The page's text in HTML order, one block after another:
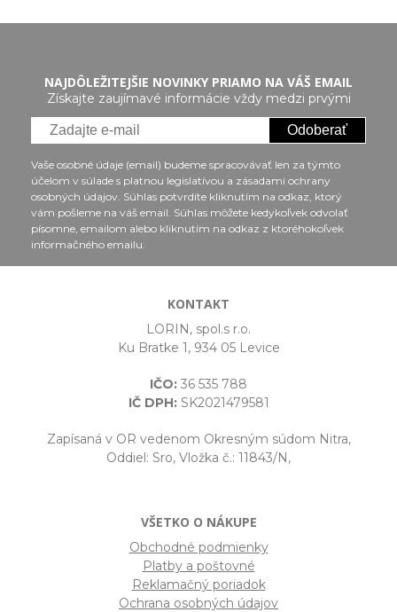
NAJDÔLEŽITEJŠIE NOVINKY PRIAMO NA VÁŠ EMAIL
Získajte zaujímavé informácie vždy medzi prvými
Odoberať
Vaše osobné údaje (email) budeme spracovávať len za týmto
účelom v súlade s platnou legislatívou a zásadami ochrany
osobných údajov. Súhlas potvrdíte kliknutím na odkaz, ktorý
vám pošleme na váš email. Súhlas môžete kedykoľvek odvolať
písomne, emailom alebo kliknutím na odkaz z ktoréhokoľvek
informačného emailu.
KONTAKT
LORIN, spol.s r.o.
Ku Bratke 1, 934 05 Levice
IČO: 36 535 788
IČ DPH:SK2021479581
Zapísaná v OR vedenom Okresným súdom Nitra,
Oddiel: Sro, Vložka č.: 11843/N,
VŠETKO O NÁKUPE
Obchodné podmienky
Platby a poštovné
Reklamačný poriadok
Ochrana osobných údajov